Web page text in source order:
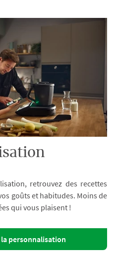
retrouvez des recettes
goûts et habitudes. Moins de
qui vous plaisent !
personnalisation